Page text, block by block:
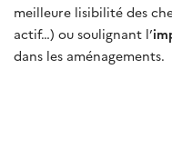
meilleure lisibilité des
actif…) ou soulignant l’
dans les aménagements.